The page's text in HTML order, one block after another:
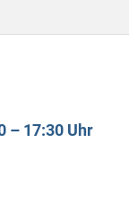
– 17:30 Uhr